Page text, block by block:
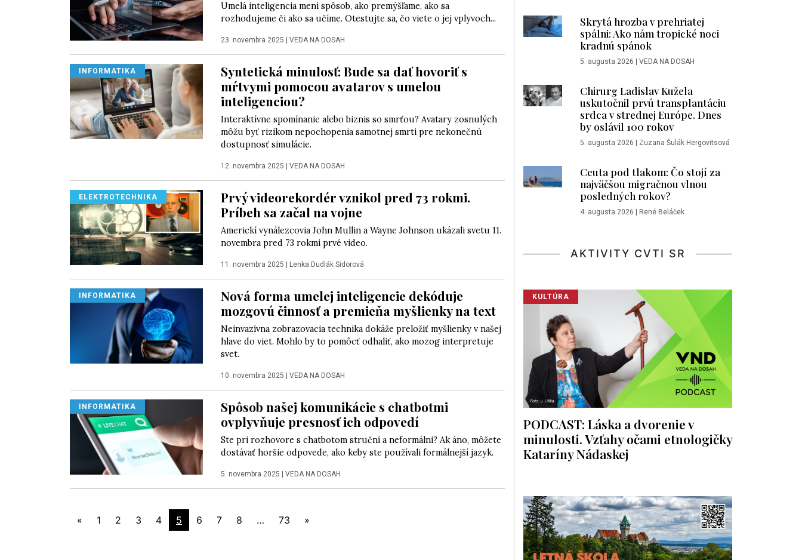
Umelá inteligencia mení spôsob, ako premýšľame, ako sa
rozhodujeme či ako sa učíme. Otestujte sa, čo viete o jej vplyvoch...
23. novembra 2025 VEDA NA DOSAH
INFORMATIKA
Syntetická minulosť: Bude sa dať hovoriť s
mŕtvymi pomocou avatarov s umelou
inteligenciou?
Interaktívne spomínanie alebo biznis so smrťou? Avatary zosnulých
môžu byť rizikom nepochopenia samotnej smrti pre nekonečnú
dostupnosť simulácie.
12. novembra 2025 VEDA NA DOSAH
ELEKTROTECHNIKA
Prvý videorekordér vznikol pred 73 rokmi.
Príbeh sa začal na vojne
Americkí vynálezcovia John Mullin a Wayne Johnson ukázali svetu 11.
novembra pred 73 rokmi prvé video.
11. novembra 2025 Lenka Dudlák Sidorová
INFORMATIKA
Nová forma umelej inteligencie dekóduje
mozgovú činnosť a premieňa myšlienky na text
Neinvazívna zobrazovacia technika dokáže preložiť myšlienky v našej
hlave do viet. Mohlo by to pomôcť odhaliť, ako mozog interpretuje
svet.
10. novembra 2025 VEDA NA DOSAH
INFORMATIKA
Spôsob našej komunikácie s chatbotmi
ovplyvňuje presnosť ich odpovedí
Ste pri rozhovore s chatbotom struční a neformálni? Ak áno, môžete
dostávať horšie odpovede, ako keby ste používali formálnejší jazyk.
5. novembra 2025 VEDA NA DOSAH
« 1 2 3 4 5 6 7 8 … 73 »
Skrytá hrozba v prehriatej
spálni: Ako nám tropické noci
kradnú spánok
5. augusta 2026 | VEDA NA DOSAH
Chirurg Ladislav Kužela
uskutočnil prvú transplantáciu
srdca v strednej Európe. Dnes
by oslávil 100 rokov
5. augusta 2026 | Zuzana Šulák Hergovitsová
Ceuta pod tlakom: Čo stojí za
najväčšou migračnou vlnou
posledných rokov?
4. augusta 2026 | René Beláček
AKTIVITY CVTI SR
KULTÚRA
PODCAST: Láska a dvorenie v
minulosti. Vzťahy očami etnologičky
Kataríny Nádaskej